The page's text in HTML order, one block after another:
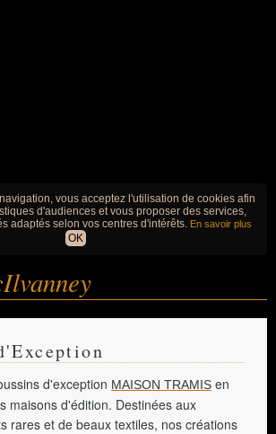
vous acceptez l'utilisation de cookies afin
d'audiences et vous proposer des services,
adaptés selon vos centres d'intérêts. En savoir plus
OK
d'exception MAISON TRAMIS en
maisons d'édition. Destinées aux
rares et de beaux textiles, nos créations